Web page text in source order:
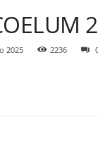
s
t
r 2025 2236